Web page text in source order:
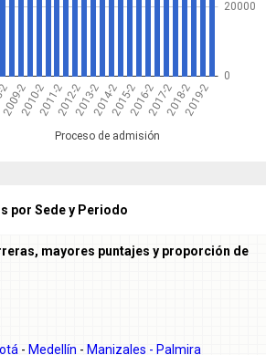
por Sede y Periodo
mayores puntajes y proporción de
- Medellín - Manizales - Palmira